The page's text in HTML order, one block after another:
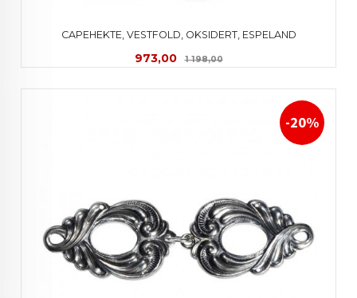
CAPEHEKTE, VESTFOLD, OKSIDERT, ESPELAND
Tilbud
973,00 1 198,00Rabatt
-20%